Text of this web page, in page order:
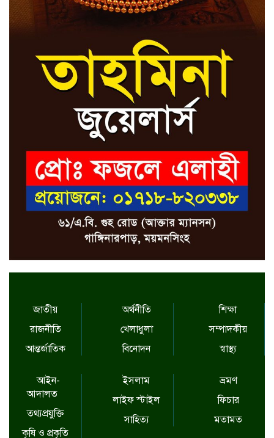
জাতীয়
রাজনীতি
আন্তর্জাতিক
অর্থনীতি
খেলাধুলা
বিনোদন
শিক্ষা
সম্পাদকীয়
স্বাস্থ্য
আইন-
আদালত
তথ্যপ্রযুক্তি
কৃষি ও প্রকৃতি
ইসলাম
লাইফ স্টাইল
সাহিত্য
ভ্রমণ
ফিচার
মতামত